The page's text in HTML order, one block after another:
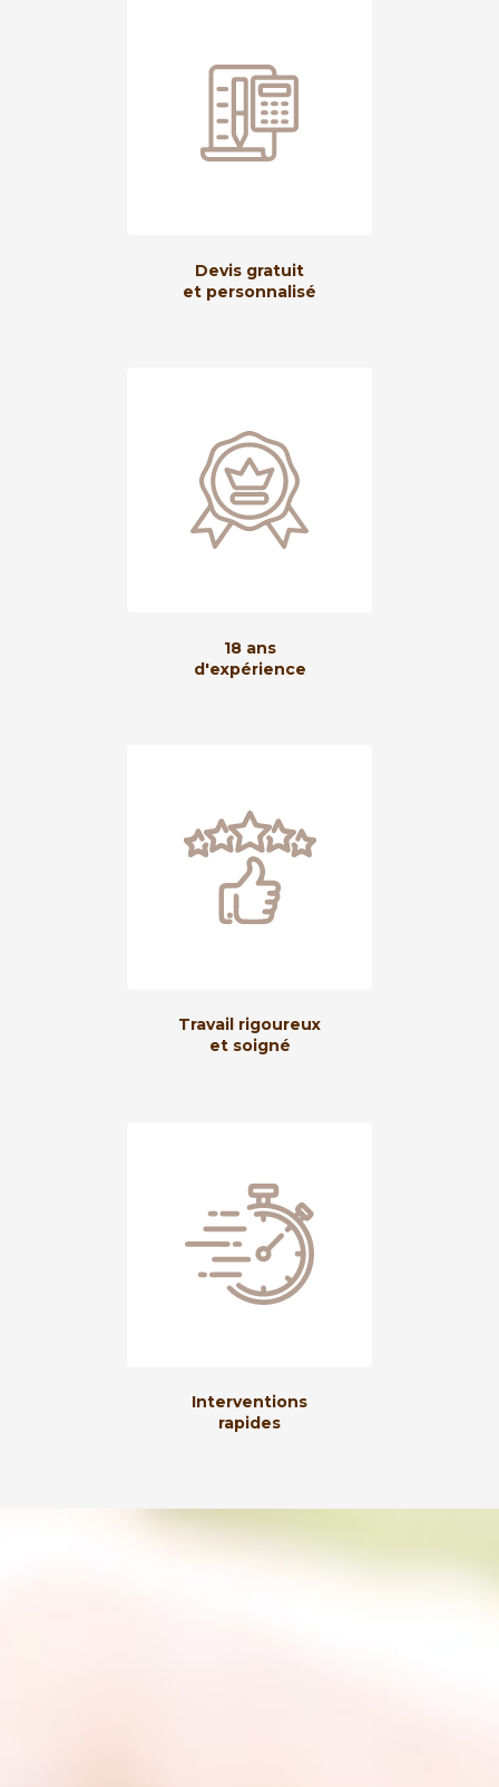
Devis gratuit
et personnalisé
18 ans
d'expérience
Travail rigoureux
et soigné
Interventions
rapides